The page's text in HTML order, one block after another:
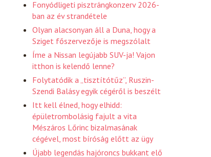
Fonyódligeti pisztrángkonzerv 2026-
ban az év strandétele
Olyan alacsonyan áll a Duna, hogy a
Sziget főszervezője is megszólalt
Íme a Nissan legújabb SUV-ja! Vajon
itthon is kelendő lenne?
Folytatódik a „tisztítótűz”, Ruszin-
Szendi Balásy egyik cégéről is beszélt
Itt kell élned, hogy elhidd:
épületrombolásig fajult a vita
Mészáros Lőrinc bizalmasának
cégével, most bíróság előtt az ügy
Újabb legendás hajóroncs bukkant elő